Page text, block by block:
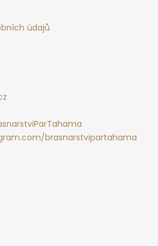
údajů
brasnarstvipartahama